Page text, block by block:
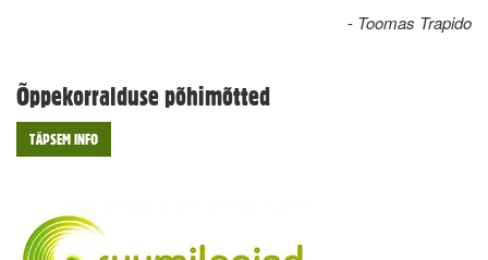
- Toomas Trapido
Õppekorralduse põhimõtted
TÄPSEM INFO